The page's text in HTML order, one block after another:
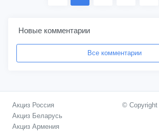
Новые комментарии
Все комментарии
Акциз Россия
Акциз Беларусь
Акциз Армения
©